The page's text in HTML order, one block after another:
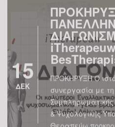
15
ΔΕΚ
ΠΡΟΚΗΡΥΞΗ Ο
συνεργασία με
Συμπληρωματικής
& Ψυχολογικής
Θεραπεύω